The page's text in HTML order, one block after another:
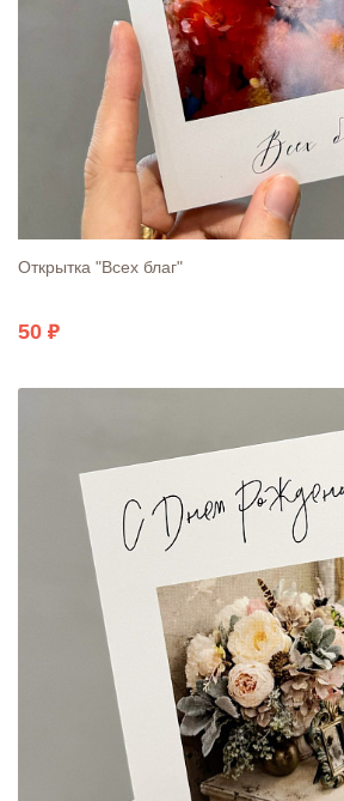
Открытка "Всех благ"
50